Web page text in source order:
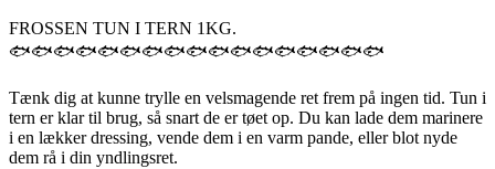
FROSSEN TUN I TERN 1KG.
🐟🐟🐟🐟🐟🐟🐟🐟🐟🐟🐟🐟🐟🐟🐟🐟🐟
Tænk dig at kunne trylle en velsmagende ret frem på ingen tid. Tun i
tern er klar til brug, så snart de er tøet op. Du kan lade dem marinere
i en lækker dressing, vende dem i en varm pande, eller blot nyde
dem rå i din yndlingsret.